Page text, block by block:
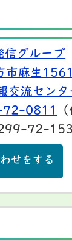
グループ
市麻生
交流センタ
0811
72-
せをする